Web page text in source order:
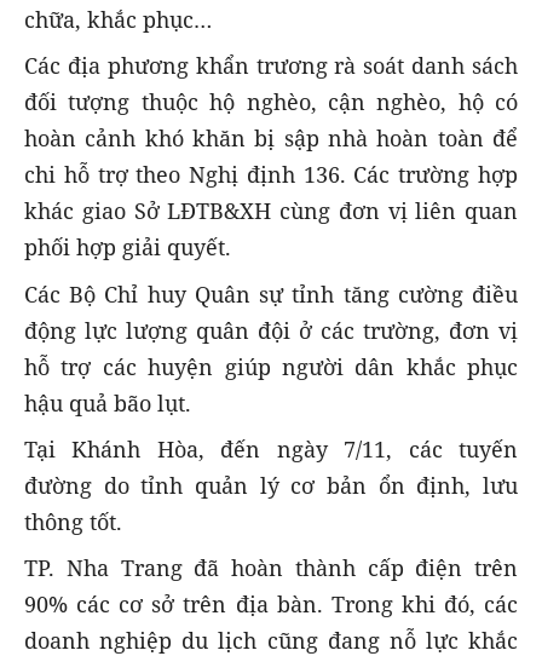
chữa, khắc phục…
Các địa phương khẩn trương rà soát danh sách
đối tượng thuộc hộ nghèo, cận nghèo, hộ có
hoàn cảnh khó khăn bị sập nhà hoàn toàn để
chi hỗ trợ theo Nghị định 136. Các trường hợp
khác giao Sở LĐTB&XH cùng đơn vị liên quan
phối hợp giải quyết.
Các Bộ Chỉ huy Quân sự tỉnh tăng cường điều
động lực lượng quân đội ở các trường, đơn vị
hỗ trợ các huyện giúp người dân khắc phục
hậu quả bão lụt.
Tại Khánh Hòa, đến ngày 7/11, các tuyến
đường do tỉnh quản lý cơ bản ổn định, lưu
thông tốt.
TP. Nha Trang đã hoàn thành cấp điện trên
90% các cơ sở trên địa bàn. Trong khi đó, các
doanh nghiệp du lịch cũng đang nỗ lực khắc